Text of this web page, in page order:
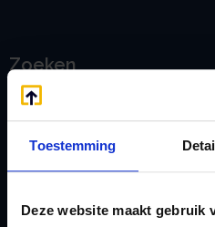
Toestemming
Deze website maakt gebruik
Zoeken
Handige links
A
Afkoop Stamrecht